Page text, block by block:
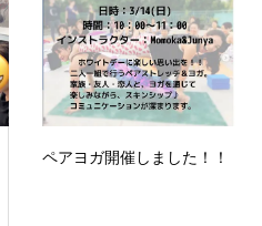
ペアヨガ開催しました！！